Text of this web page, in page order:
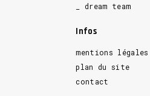
_ dream team
Infos
mentions légales
plan du site
contact